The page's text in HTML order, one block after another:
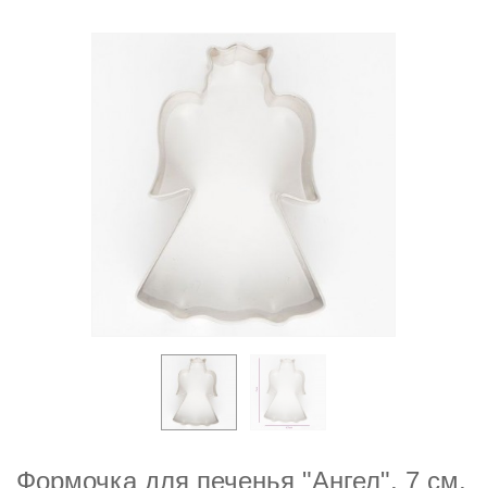
Формочка для печенья "Ангел", 7 см,